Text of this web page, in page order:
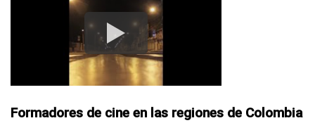
Formadores de cine en las regiones de Colombia